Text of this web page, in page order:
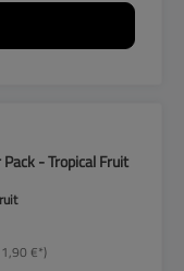
- Tropical Fruit
€*)